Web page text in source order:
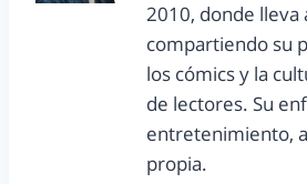
2010, donde lleva
compartiendo su
los cómics y la
de lectores. Su
entretenimiento,
propia.